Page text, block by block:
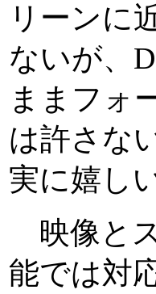
リーンに
ないが、
ままフォ
は許さな
実に嬉し
映像と
能では対